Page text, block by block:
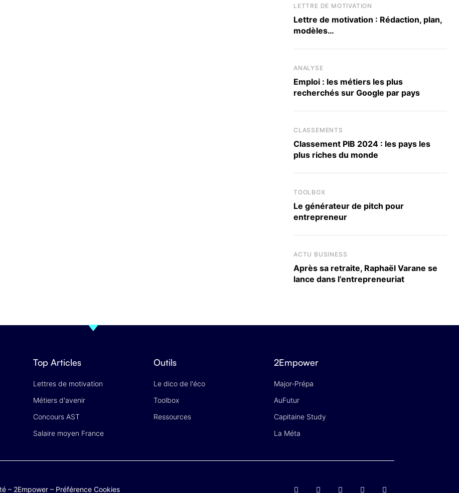
LETTRE DE MOTIVATION
Lettre de motivation : Rédaction, plan,
modèles…
ANALYSE
Emploi : les métiers les plus
recherchés sur Google par pays
CLASSEMENTS
Classement PIB 2024 : les pays les
plus riches du monde
TOOLBOX
Le générateur de pitch pour
entrepreneur
ACTU BUSINESS
Après sa retraite, Raphaël Varane se
lance dans l’entrepreneuriat
Top Articles
Lettres de motivation
Métiers d'avenir
Concours AST
Salaire moyen France
Outils
Le dico de l'éco
Toolbox
Ressources
2Empower
Major-Prépa
AuFutur
Capitaine Study
La Méta
– 2Empower – Préférence Cookies